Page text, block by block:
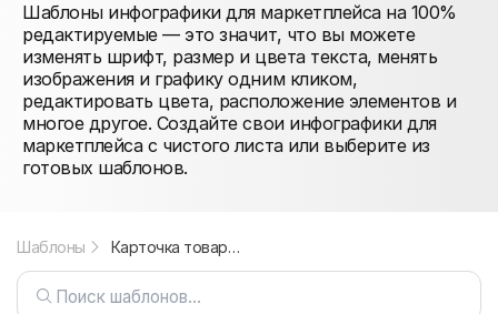
Шаблоны инфографики для маркетплейса на 100%
редактируемые — это значит, что вы можете
изменять шрифт, размер и цвета текста, менять
изображения и графику одним кликом,
редактировать цвета, расположение элементов и
многое другое. Создайте свои инфографики для
маркетплейса с чистого листа или выберите из
готовых шаблонов.
Шаблоны Карточка товара (2:3)